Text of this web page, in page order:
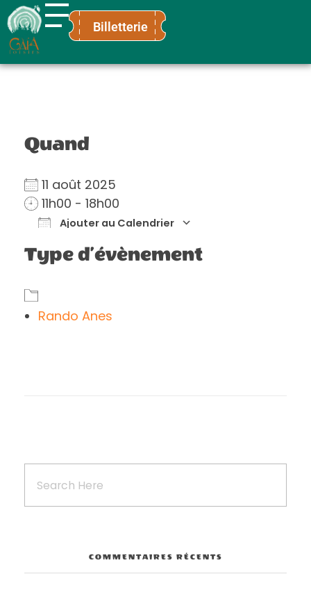
Gaïa Loisirs
Terre ludique et innovante pour tous
Billetterie
Quand
11 août 2025
11h00 - 18h00
Ajouter au Calendrier
Télécharger ICS
Type d’évènement
Rando Anes
COMMENTAIRES RÉCENTS